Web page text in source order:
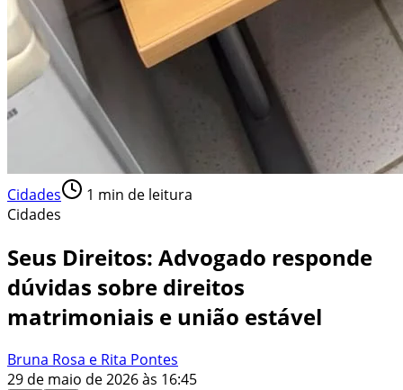
Cidades 1 min de leitura
Cidades
Seus Direitos: Advogado responde
dúvidas sobre direitos
matrimoniais e união estável
Bruna Rosa e Rita Pontes
29 de maio de 2026 às 16:45